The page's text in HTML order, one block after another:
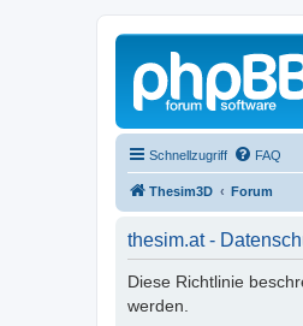
Schnellzugriff FAQ
Thesim3D Forum
thesim.at -
Diese Richtlinie
werden.